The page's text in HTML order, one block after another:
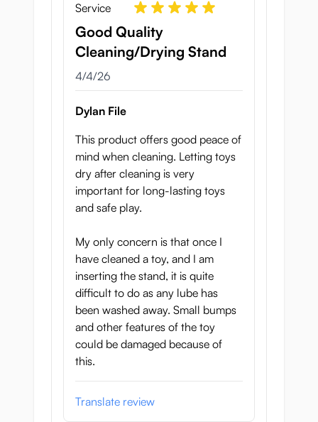
Service
Good Quality
Cleaning/Drying Stand
April 4, 2026
4/4/26
Dylan File
This product offers good peace of
mind when cleaning. Letting toys
dry after cleaning is very
important for long-lasting toys
and safe play.
My only concern is that once I
have cleaned a toy, and I am
inserting the stand, it is quite
difficult to do as any lube has
been washed away. Small bumps
and other features of the toy
could be damaged because of
this.
Translate review